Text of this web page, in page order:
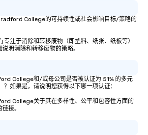
College的可持续性或社会影响目标/策略的
注于消除和转移废物（即塑料、纸张、纸板等）
明消除和转移废物的策略。
College和/或母公司是否被认证为 51% 的多元
？如果是，请说明您获得以下哪一项认证：
College关于其在多样性、公平和包容性方面的
接。